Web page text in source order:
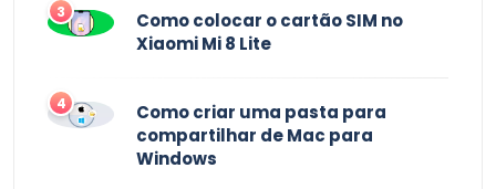
3
Como colocar o cartão SIM no
Xiaomi Mi 8 Lite
4
Como criar uma pasta para
compartilhar de Mac para
Windows